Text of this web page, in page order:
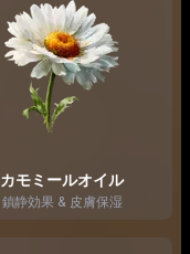
カモミールオイル
鎮静効果 & 皮膚保湿